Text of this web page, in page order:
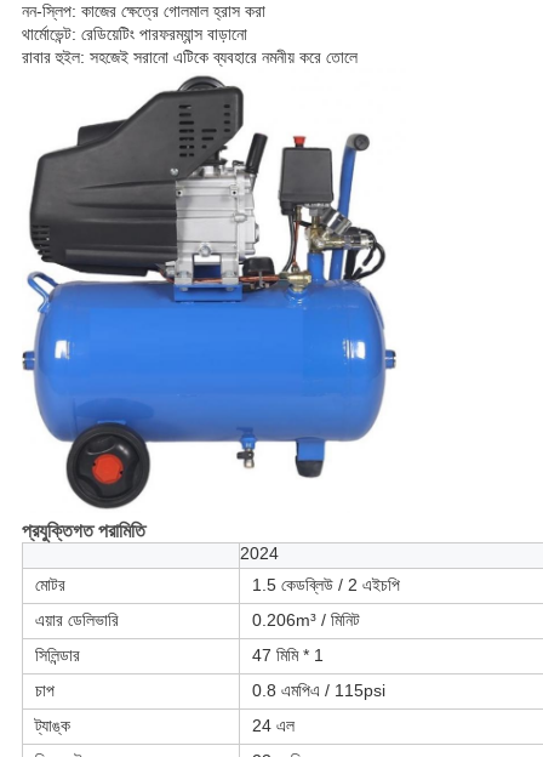
নন-স্লিপ: কাজের ক্ষেত্রে গোলমাল হ্রাস করা
থার্মোভেন্ট: রেডিয়েটিং পারফরম্যান্স বাড়ানো
রাবার হুইল: সহজেই সরানো এটিকে ব্যবহারে নমনীয় করে তোলে
প্রযুক্তিগত পরামিতি
2024
মোটর
1.5 কেডব্লিউ / 2 এইচপি
এয়ার ডেলিভারি
0.206m³ / মিনিট
সিলিন্ডার
47 মিমি * 1
চাপ
0.8 এমপিএ / 115psi
ট্যাঙ্ক
24 এল